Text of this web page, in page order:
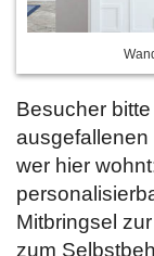
Besucher
ausgefallenen
wer hier
Mitbringsel
zum